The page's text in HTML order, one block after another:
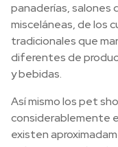
panaderías, salones
misceláneas, de los
tradicionales que
diferentes de
y bebidas.
Así mismo los pet
considerablemente
existen